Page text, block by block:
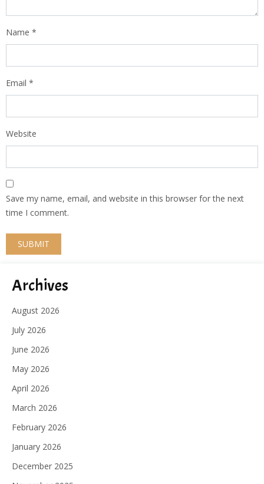
Name *
Email *
Website
Save my name, email, and website in this browser for the next
time I comment.
Archives
August 2026
July 2026
June 2026
May 2026
April 2026
March 2026
February 2026
January 2026
December 2025